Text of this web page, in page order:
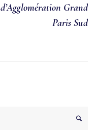
d’Agglomération Grand
Paris Sud